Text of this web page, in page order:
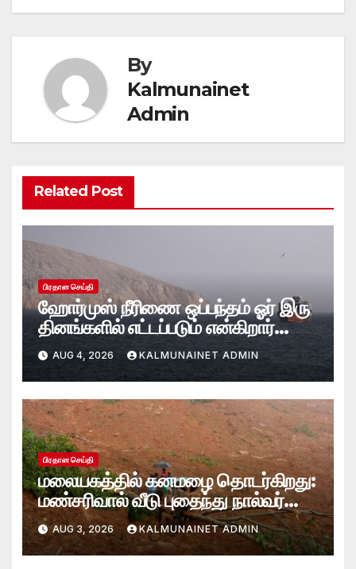
By
Kalmunainet
Admin
Related Post
பிரதான செய்தி
ஹோர்முஸ் நீரிணை ஒப்பந்தம் ஓர் இரு
தினங்களில் எட்டப்படும் என்கிறார்
அமெரிக்க கருவூலச் செயலாளர்
ஸ்காட் பெசென்ட்!
AUG 4, 2026 KALMUNAINET ADMIN
பிரதான செய்தி
மலையகத்தில் கனமழை தொடர்கிறது:
மண்சரிவால் வீடு புதைந்து நால்வர்
மாயம்
AUG 3, 2026 KALMUNAINET ADMIN